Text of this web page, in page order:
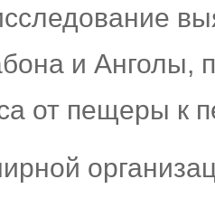
и Анголы,
от пещеры к